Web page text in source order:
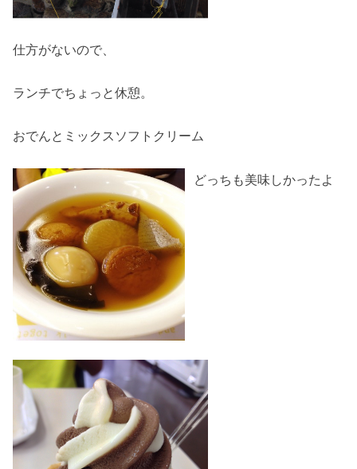
仕方がないので、
ランチでちょっと休憩。
おでんとミックスソフトクリーム
どっちも美味しかったよ